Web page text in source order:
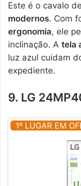
Este é o cavalo
modernos. Com
ergonomia, ele
inclinação. A tela
luz azul cuidam
expediente.
9. LG
1º LUGAR EM